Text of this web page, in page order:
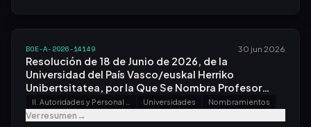
BOE-A-2026-14149 30 jun 2026
Resolución de 18 de Junio de 2026, de la
Universidad del País Vasco/euskal Herriko
Unibertsitatea, por la Que Se Nombra Profesor
Titular de Universidad a Don Fernando Ruipérez
Cillán.
Universidades Nombramientos
Ver resumen→